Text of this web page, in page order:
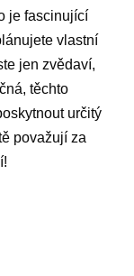
je fascinující
vlastní
jen zvědaví,
těchto
určitý
považují za